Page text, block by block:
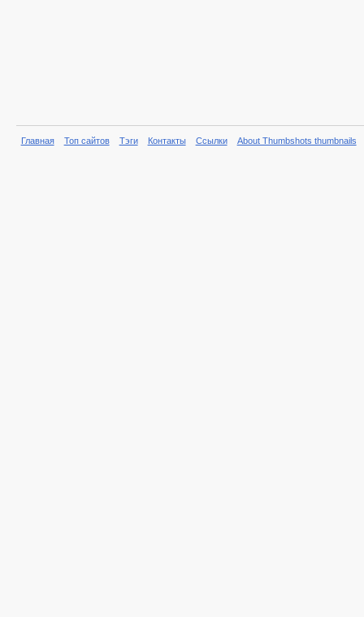
Главная Топ сайтов Тэги Контакты Ссылки About Thumbshots thumbnails